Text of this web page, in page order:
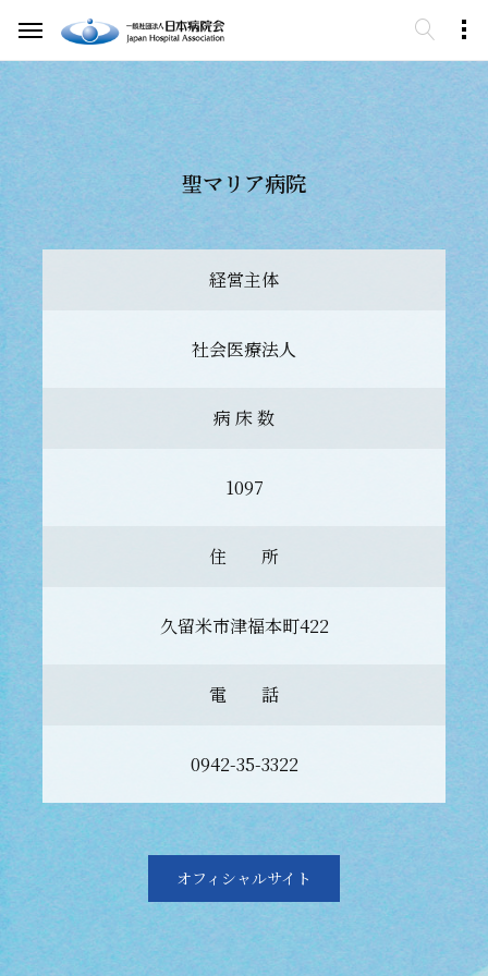
聖マリア病院
経営主体
社会医療法人
病 床 数
1097
住 所
久留米市津福本町422
電 話
0942-35-3322
オフィシャルサイト